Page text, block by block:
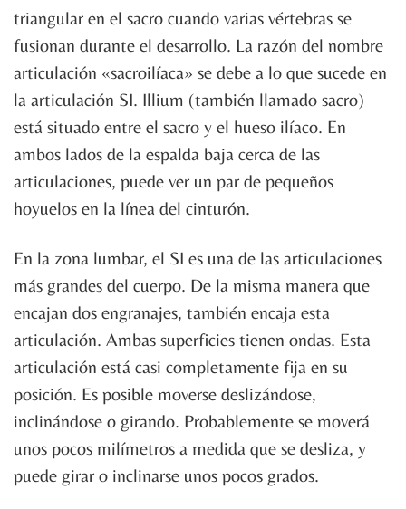
triangular en el sacro cuando varias vértebras se
fusionan durante el desarrollo. La razón del nombre
articulación «sacroilíaca» se debe a lo que sucede en
la articulación SI. Illium (también llamado sacro)
está situado entre el sacro y el hueso ilíaco. En
ambos lados de la espalda baja cerca de las
articulaciones, puede ver un par de pequeños
hoyuelos en la línea del cinturón.
En la zona lumbar, el SI es una de las articulaciones
más grandes del cuerpo. De la misma manera que
encajan dos engranajes, también encaja esta
articulación. Ambas superficies tienen ondas. Esta
articulación está casi completamente fija en su
posición. Es posible moverse deslizándose,
inclinándose o girando. Probablemente se moverá
unos pocos milímetros a medida que se desliza, y
puede girar o inclinarse unos pocos grados.